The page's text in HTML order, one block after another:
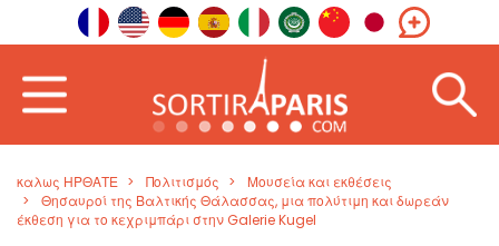
καλως ΗΡΘΑΤΕ Πολιτισμός
Μουσεία και εκθέσεις
Θησαυροί της Βαλτικής Θάλασσας, μια πολύτιμη και δωρεάν
έκθεση για το κεχριμπάρι στην Galerie Kugel